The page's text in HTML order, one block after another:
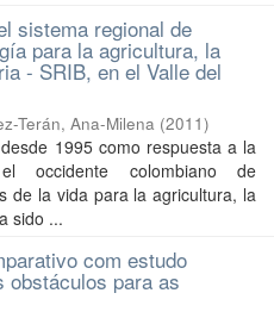
sistema regional de
para la agricultura, la
- SRIB, en el Valle del
Terán, Ana-Milena (2011)
1995 como respuesta a la
occidente colombiano de
de la vida para la agricultura, la
sido ...
com estudo
obstáculos para as